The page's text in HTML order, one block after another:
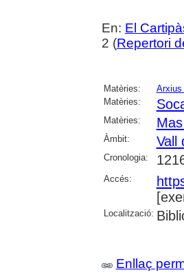
En: El
2 (Repertori
Matèries: Arxius
Matèries:
Matèries:
Àmbit: Vall
Cronologia:
Accés:
Localització:
Enllaç